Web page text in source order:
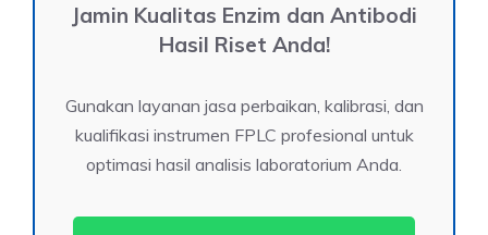
Jamin Kualitas Enzim dan Antibodi
Hasil Riset Anda!
Gunakan layanan jasa perbaikan, kalibrasi, dan
kualifikasi instrumen FPLC profesional untuk
optimasi hasil analisis laboratorium Anda.